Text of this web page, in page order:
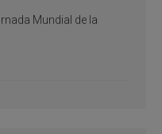
Mundial de la